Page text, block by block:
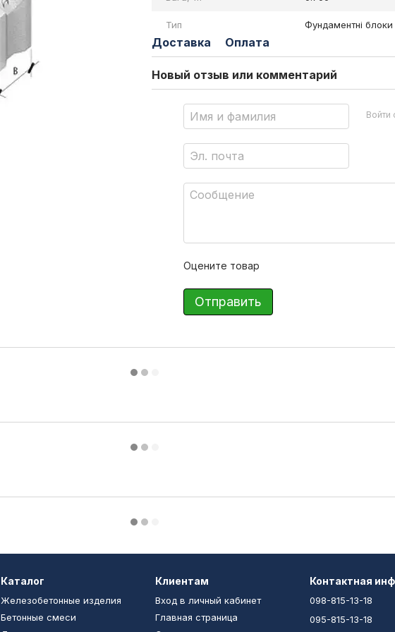
Тип Фундаментні блоки
Доставка Оплата
Новый отзыв или комментарий
Оцените товар
Отправить
Каталог
Железобетонные изделия
Бетонные смеси
Клиентам
Вход в личный кабинет
Главная страница
Контактная
098-815-13-18
095-815-13-18